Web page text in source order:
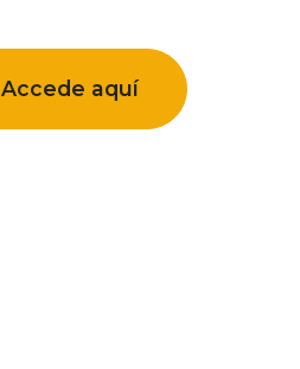
Accede aquí